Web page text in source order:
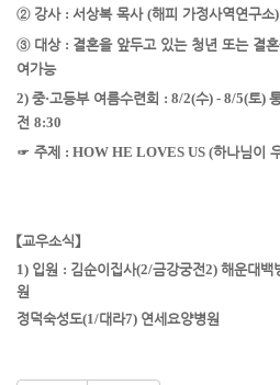
② 강사 : 서상복 목사 (해피 가정사역연구소)
③ 대상 : 결혼을 앞두고 있는 청년 또는 결
여가능
2) 중·고등부 여름수련회 : 8/2(수) - 8/5(토)
전 8:30
☞ 주제 : HOW HE LOVES US (하나님이
【교우소식】
1) 입원 : 김순이집사(2/금강궁전2) 해운대백
원
정덕숙성도(1/대라7) 연세요양병원